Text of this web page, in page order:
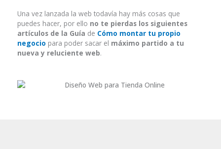
Una vez lanzada la web todavía hay más cosas que
puedes hacer, por ello no te pierdas los siguientes
artículos de la Guía de Cómo montar tu propio
negocio para poder sacar el máximo partido a tu
nueva y reluciente web.